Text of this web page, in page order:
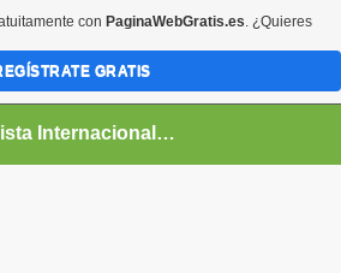
Revista Internacional de Poesía "Poesía de Rosario" Nº 19
con PaginaWebGratis.es. ¿Quieres
GRATIS